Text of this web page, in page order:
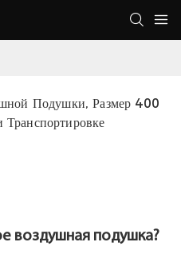
Подушки, Размер 400
воздушная подушка?